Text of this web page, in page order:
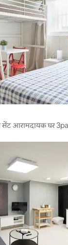
सेंट आरामदायक घर